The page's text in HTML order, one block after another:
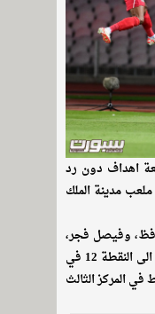
اهداف دون رد
ملعب مدينة الملك
وفيصل فجر،
وايقالو ، وبهذه النتيجة يصل الوحدة الى النقطة 12 في
فيما بقي ابها على 6 نقاط في المركز الثالث